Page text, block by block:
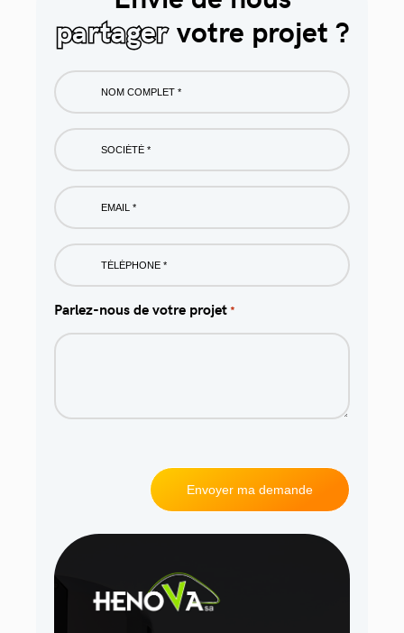
partager votre projet ?
Nom
complet
*
Société
*
Email
*
Phone
*
Parlez-nous de votre projet*